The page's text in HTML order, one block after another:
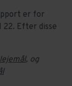
er for
Efter disse
, og